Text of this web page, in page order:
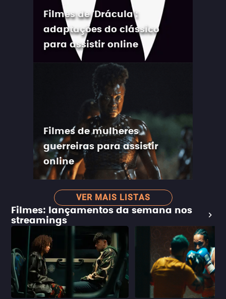
Filmes de 'Drácula':
adaptações do clássico
para assistir online
Filmes de mulheres
guerreiras para assistir
online
VER MAIS LISTAS
Filmes: lançamentos da semana nos
streamings